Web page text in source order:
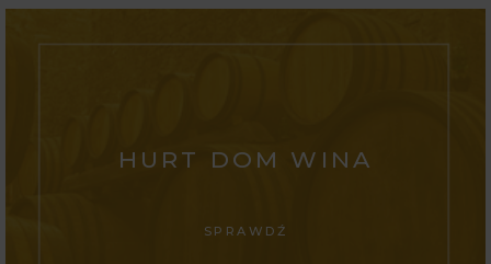
HURT DOM WINA
SPRAWDŹ